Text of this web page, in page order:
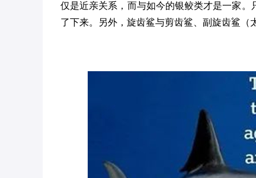
仅是近亲关系，而与如今的银鲛类才是一家
了下来。另外，旋齿鲨与剪齿鲨、副旋齿鲨（